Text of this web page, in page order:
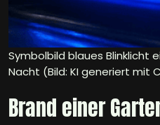
Symbolbild blaues Blinklicht
Nacht (Bild: KI generiert mit
Brand einer